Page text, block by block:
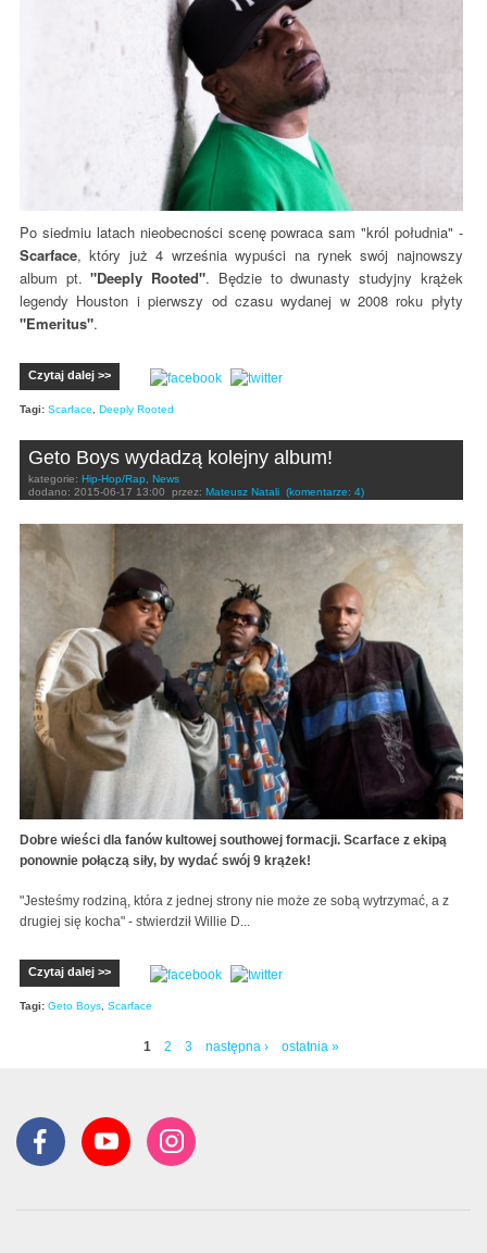
Po siedmiu latach nieobecności scenę powraca sam "król południa" -
Scarface, który już 4 września wypuści na rynek swój najnowszy
album pt."Deeply Rooted". Będzie to dwunasty studyjny krążek
legendy Houston i pierwszy od czasu wydanej w 2008 roku płyty
"Emeritus".
Czytaj dalej >>
Tagi: Scarface, Deeply Rooted
Geto Boys wydadzą kolejny album!
kategorie: Hip-Hop/Rap, News
dodano: 2015-06-17 13:00 przez: Mateusz Natali (komentarze: 4)
Dobre wieści dla fanów kultowej southowej formacji. Scarface z ekipą
ponownie połączą siły, by wydać swój 9 krążek!
"Jesteśmy rodziną, która z jednej strony nie może ze sobą wytrzymać, a z
drugiej się kocha" - stwierdził Willie D...
Czytaj dalej >>
Tagi: Geto Boys Scarface
1 2 3 następna › ostatnia »